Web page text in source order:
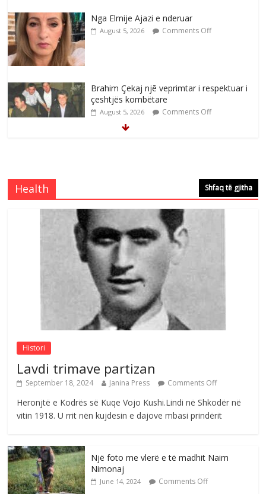
Nga Elmije Ajazi e nderuar
August 5, 2026 Comments Off
Brahim Çekaj njē veprimtar i respektuar i
çeshtjës kombëtare
August 5, 2026 Comments Off
e invalidëve në Fushë Kosovë
Comments Off
Çlirimtari Agron Gërvalla me takime pune
në atdhe të shoqerisë Levizja
August 3, 2026 Comments Off
Postim me vlera nga artistja e mirëfilltë
Mimoza Gjoni
August 6, 2026 Comments Off
Health Shfaq të gjitha
Histori
Lavdi trimave partizan
September 18, 2024 Janina Press Comments Off
Heronjtë e Kodrës së Kuqe Vojo Kushi.Lindi në Shkodër në
vitin 1918. U rrit nën kujdesin e dajove mbasi prindërit
Një foto me vlerë e të madhit Naim
Nimonaj
June 14, 2024 Comments Off